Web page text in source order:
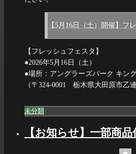
【5月16日（土）開催】フ
【フレッシュフェスタ】
●2026年5月16日（土）
●場所：アングラーズパーク キン
（〒324-0001 栃木県大田原市乙連
未分類
【お知らせ】一部商